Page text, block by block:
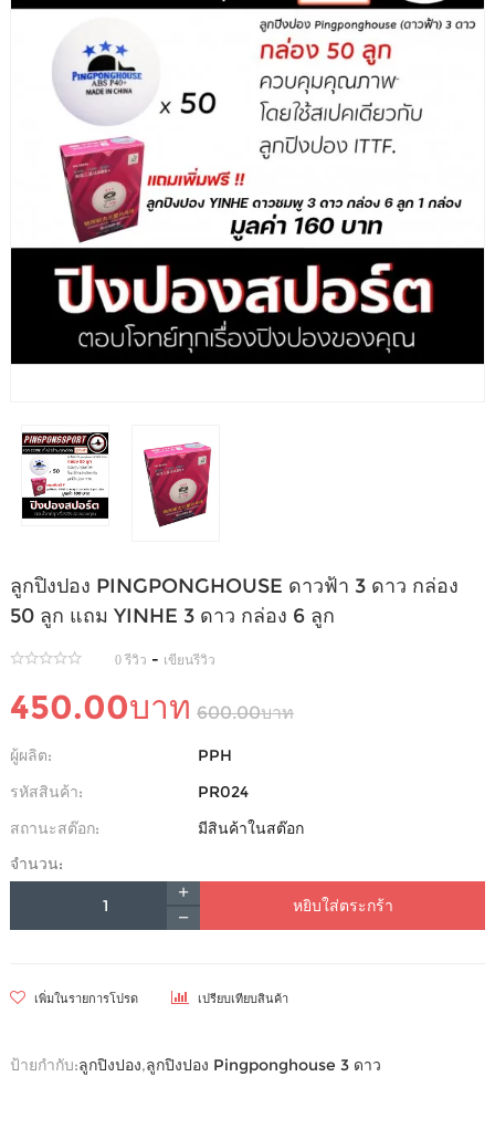
ลูกปิงปอง PINGPONGHOUSE ดาวฟ้า 3 ดาว กล่อง
50 ลูก แถม YINHE 3 ดาว กล่อง 6 ลูก
0 รีวิว - เขียนรีวิว
450.00บาท 600.00บาท
ผู้ผลิต:
PPH
รหัสสินค้า:
PR024
สถานะสต๊อก:
มีสินค้าในสต๊อก
จำนวน:
หยิบใส่ตระกร้า
เพิ่มในรายการโปรด เปรียบเทียบสินค้า
ป้ายกำกับ:ลูกปิงปอง,ลูกปิงปอง Pingponghouse 3 ดาว